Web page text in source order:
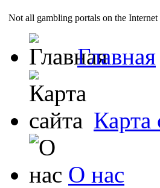
Not all gambling portals on the
Главная
Карта
О нас